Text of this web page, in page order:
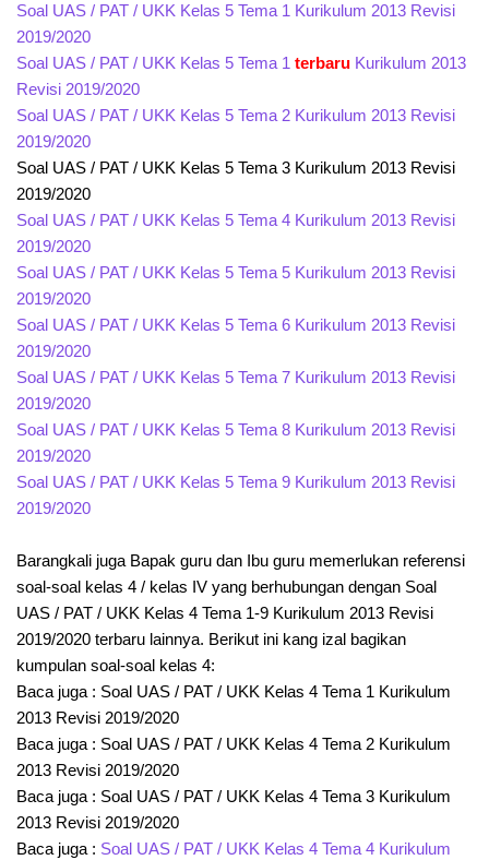
Soal UAS / PAT / UKK Kelas 5 Tema 1 Kurikulum 2013 Revisi
2019/2020
Soal UAS / PAT / UKK Kelas 5 Tema 1 terbaru Kurikulum 2013
Revisi 2019/2020
Soal UAS / PAT / UKK Kelas 5 Tema 2 Kurikulum 2013 Revisi
2019/2020
Soal UAS / PAT / UKK Kelas 5 Tema 3 Kurikulum 2013 Revisi
2019/2020
Soal UAS / PAT / UKK Kelas 5 Tema 4 Kurikulum 2013 Revisi
2019/2020
Soal UAS / PAT / UKK Kelas 5 Tema 5 Kurikulum 2013 Revisi
2019/2020
Soal UAS / PAT / UKK Kelas 5 Tema 6 Kurikulum 2013 Revisi
2019/2020
Soal UAS / PAT / UKK Kelas 5 Tema 7 Kurikulum 2013 Revisi
2019/2020
Soal UAS / PAT / UKK Kelas 5 Tema 8 Kurikulum 2013 Revisi
2019/2020
Soal UAS / PAT / UKK Kelas 5 Tema 9 Kurikulum 2013 Revisi
2019/2020
Barangkali juga Bapak guru dan Ibu guru memerlukan referensi
soal-soal kelas 4 / kelas IV yang berhubungan dengan Soal
UAS / PAT / UKK Kelas 4 Tema 1-9 Kurikulum 2013 Revisi
2019/2020 terbaru lainnya. Berikut ini kang izal bagikan
kumpulan soal-soal kelas 4:
Baca juga : Soal UAS / PAT / UKK Kelas 4 Tema 1 Kurikulum
2013 Revisi 2019/2020
Baca juga : Soal UAS / PAT / UKK Kelas 4 Tema 2 Kurikulum
2013 Revisi 2019/2020
Baca juga : Soal UAS / PAT / UKK Kelas 4 Tema 3 Kurikulum
2013 Revisi 2019/2020
Baca juga : Soal UAS / PAT / UKK Kelas 4 Tema 4 Kurikulum